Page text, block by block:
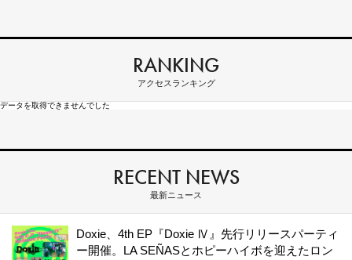
RANKING
アクセスランキング
データを取得できませんでした
RECENT NEWS
最新ニュース
Doxie、4th EP『Doxie Ⅳ』先行リリースパーティ
ー開催。LA SEÑASとホピーハイボを迎えたロン